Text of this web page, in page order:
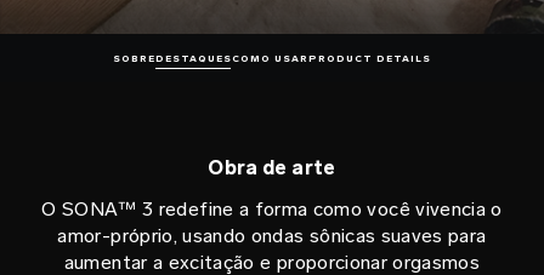
SOBREDESTAQUESCOMO USAR PRODUCT DETAILS
Obra de arte
O SONA™ 3 redefine a forma como você vivencia o
amor-próprio, usando ondas sônicas suaves para
aumentar a excitação e proporcionar orgasmos